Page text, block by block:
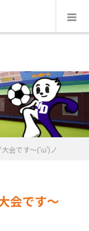
会です～(‘ω’)ノ
会です～